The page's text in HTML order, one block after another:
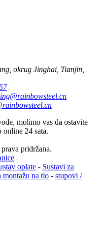
okrug Jinghai, Tianjin,
molimo vas da ostavite
online 24 sata.
pridržana.
oplate - Sustavi za
montažu na tlo - stupovi /